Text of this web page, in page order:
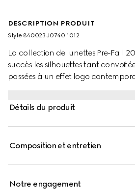
DESCRIPTION PRODUIT
Style ‎840023 J0740 1012
La collection de lunettes Pre-Fall
succès les silhouettes tant
passées à un effet logo
Détails du produit
Composition et entretien
Notre engagement